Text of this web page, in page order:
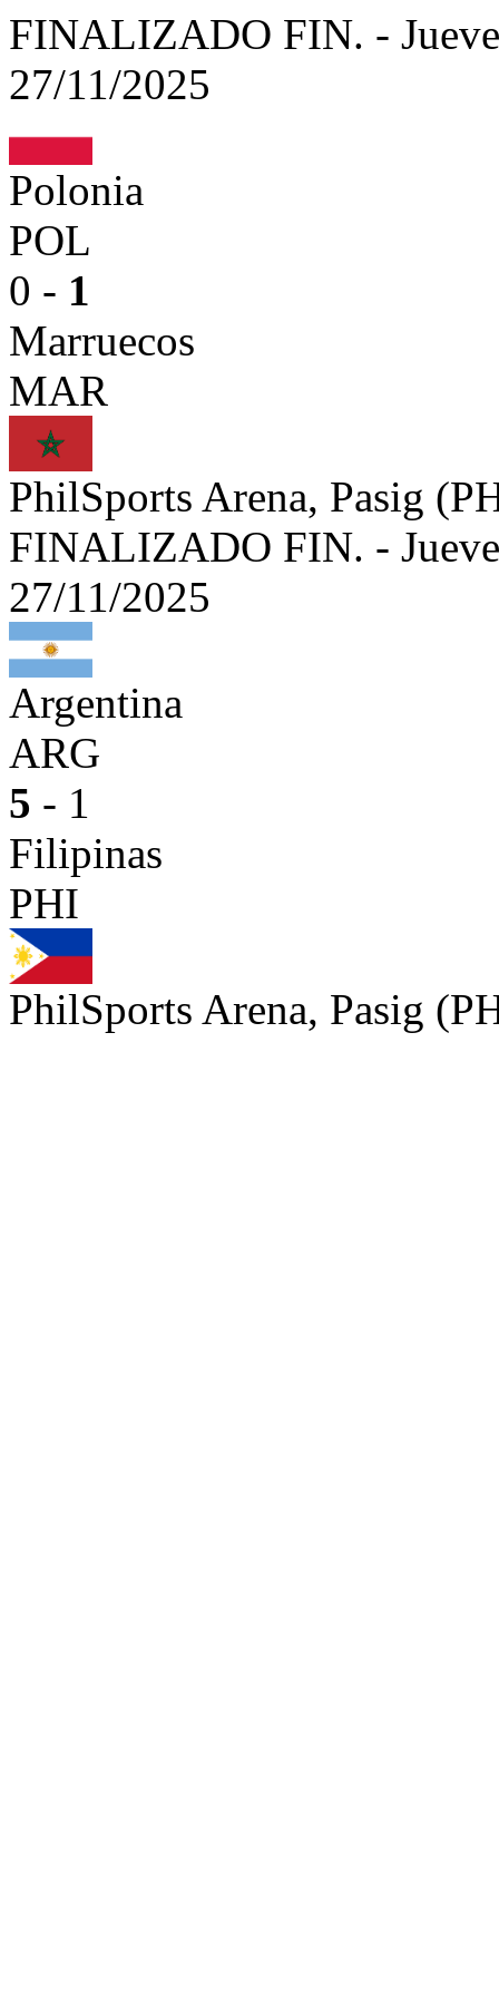
FINALIZADO FIN. -
27/11/2025
Polonia
POL
0 - 1
Marruecos
MAR
PhilSports Arena, Pasig
FINALIZADO FIN. -
27/11/2025
Argentina
ARG
5 - 1
Filipinas
PHI
PhilSports Arena, Pasig